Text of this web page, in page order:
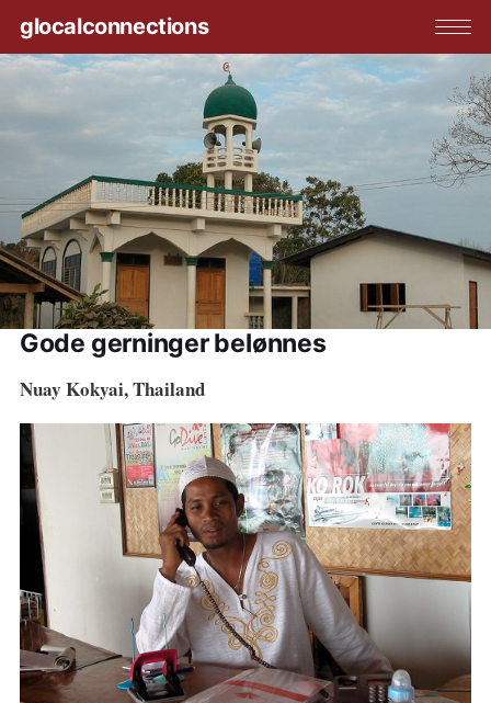
glocalconnections
Gode gerninger belønnes
Nuay Kokyai, Thailand